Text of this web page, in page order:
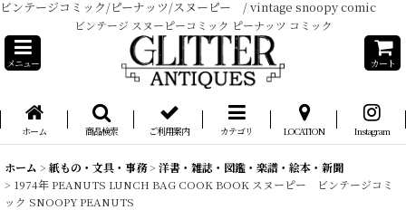
ビンテージコミック/ピーナッツ/スヌーピー / vintage snoopy comic
ビンテージ スヌーピーコミック ピーナッツ コミック
メニュー カート
ホーム 商品検索 ご利用案内 カテゴリ LOCATION Instagram
ホーム > 紙もの・文具・事務> 洋書・雑誌・図鑑・楽譜・絵本・新聞
> 1974年 PEANUTS LUNCH BAG COOK BOOK スヌーピー ビンテージコミ
ック SNOOPY PEANUTS